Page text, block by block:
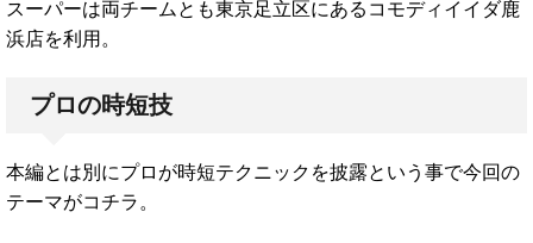
スーパーは両チームとも東京足立区にあるコモディイイダ鹿
浜店を利用。
プロの時短技
本編とは別にプロが時短テクニックを披露という事で今回の
テーマがコチラ。